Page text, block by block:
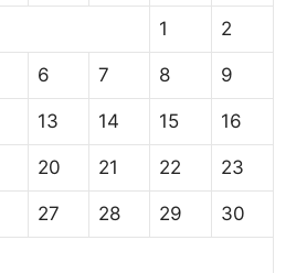
1 2
6 7 8 9
13 14 15 16
20 21 22 23
27 28 29 30